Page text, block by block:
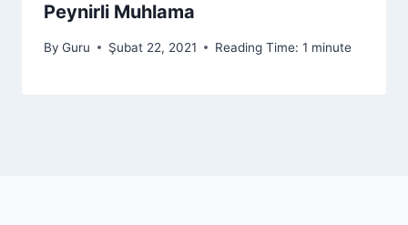
Peynirli Muhlama
By Guru Şubat 22, 2021 Reading Time: 1 minute